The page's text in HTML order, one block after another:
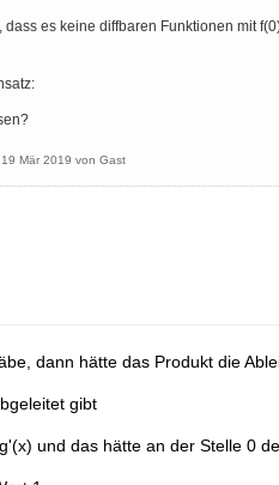
dass es keine diffbaren Funktionen mit
19 Mär 2019 von Gast
dann hätte das Produkt die
gibt
und das hätte an der Stelle 0